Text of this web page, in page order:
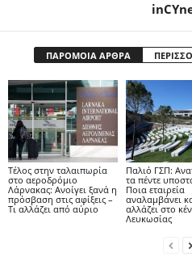
ΠΑΡΟΜΟΙΑ ΑΡΘΡΑ
Tέλος στην ταλαιπωρία
στο αεροδρόμιο
Λάρνακας: Ανοίγει ξανά η
πρόσβαση στις αφίξεις –
Τι αλλάζει από αύριο
Παλιό ΓΣΠ:
τα πέντε
Ποια εταιρεία
αναλαμβάνει
αλλάζει στο
Λευκωσίας